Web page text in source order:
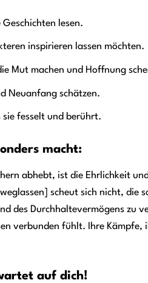
lesen.
inspirieren lassen möchten.
Mut machen und Hoffnung
Neuanfang schätzen.
fesselt und berührt.
macht:
abhebt, ist die Ehrlichkeit
scheut sich nicht, die
des Durchhaltevermögens zu
verbunden fühlt. Ihre Kämpfe,
auf dich!